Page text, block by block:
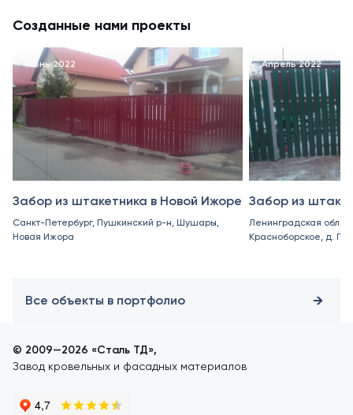
Созданные нами проекты
Июнь 2022
Забор из штакетника в Новой Ижоре
Санкт-Петербург, Пушкинский р-н, Шушары,
Новая Ижора
Апрель 2022
Забор из
Ленинградская
Красноборское, д.
Все объекты в портфолио
© 2009—2026 «Сталь ТД»,
Завод кровельных и фасадных материалов